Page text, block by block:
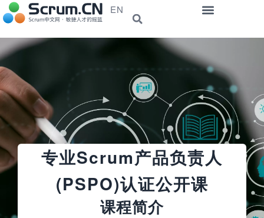
EN
专业Scrum产品负责人
(PSPO)认证公开课
课程简介